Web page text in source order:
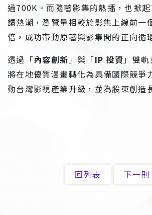
過700K。而隨著影集的熱播，也掀
讀熱潮，瀏覽量相較於影集上線前一
倍，成功帶動原著與影集間的正向循
透過「內容創新」與「IP 投資」雙
將在地優質漫畫轉化為具備國際競爭
動台灣影視產業升級，並為股東創造
回列表 下一則